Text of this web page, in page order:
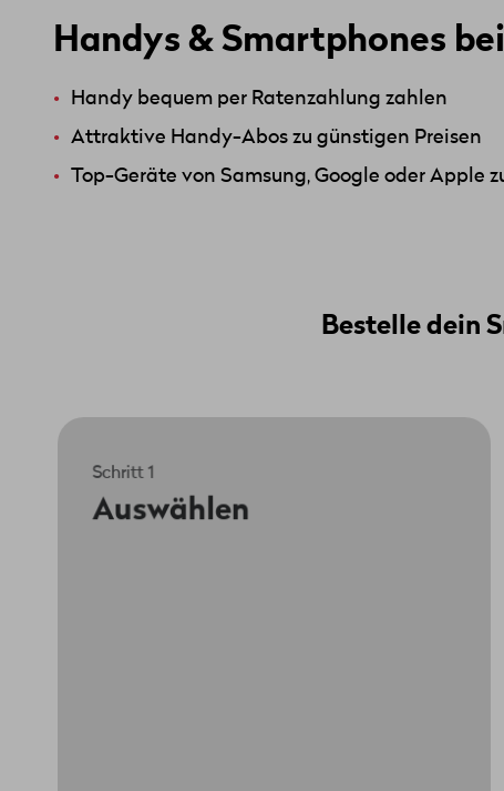
Handys & Smartphones
Handy bequem per Ratenzahlung zahlen
Attraktive Handy-Abos zu günstigen Preisen
Top-Geräte von Samsung, Google oder Apple
Bestelle dein
Schritt 1
Auswählen
Wenn du bereits ein Wingo Mobile-Abo